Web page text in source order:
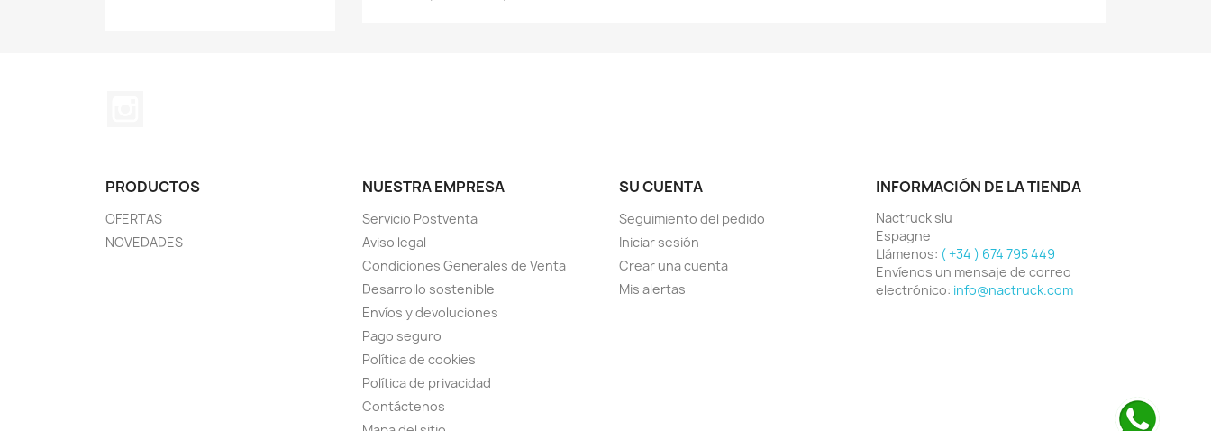
PRODUCTOS
OFERTAS
NOVEDADES
NUESTRA EMPRESA
Servicio Postventa
Aviso legal
Condiciones Generales de Venta
Desarrollo sostenible
Envíos y devoluciones
Pago seguro
Política de cookies
Política de privacidad
Contáctenos
SU CUENTA
Seguimiento del pedido
Iniciar sesión
Crear una cuenta
Mis alertas
INFORMACIÓN DE LA TIENDA
Nactruck slu
Espagne
Llámenos: ( +34 ) 674 795 449
Envíenos un mensaje de correo
electrónico: info@nactruck.com